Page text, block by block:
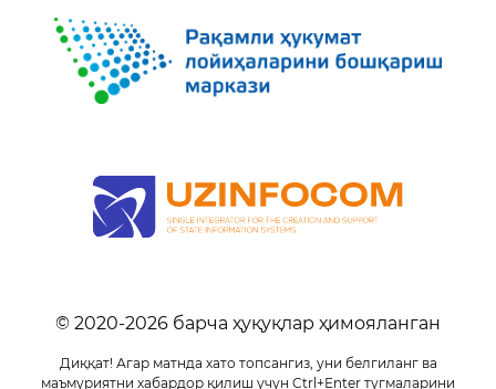
© 2020-2026 барча ҳуқуқлар ҳимояланган
Диққат! Агар матнда хато топсангиз, уни белгиланг ва
маъмуриятни хабардор қилиш учун Ctrl+Enter тугмаларини